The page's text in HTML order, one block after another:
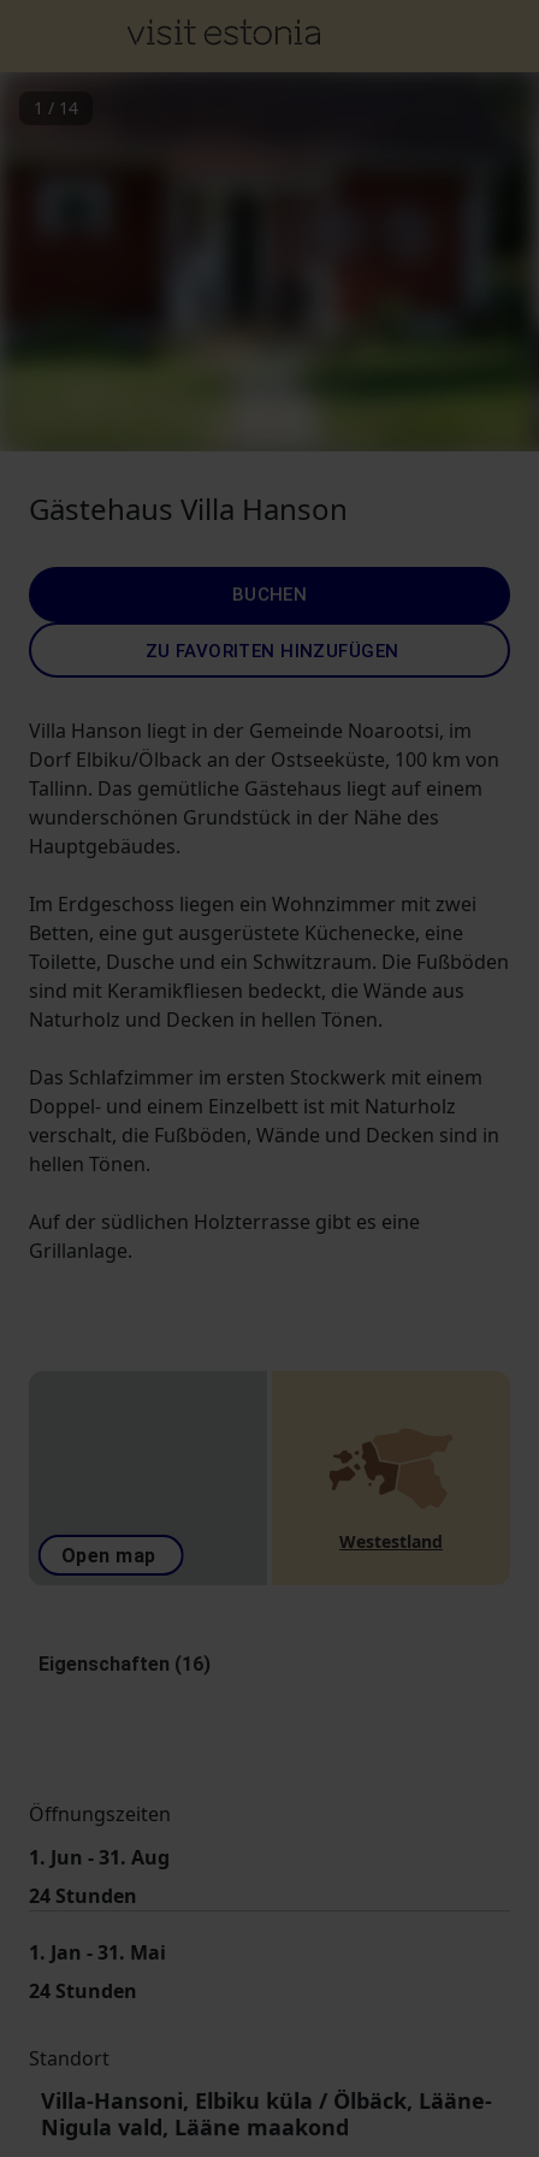
1 / 14
Gästehaus Villa Hanson
BUCHEN
ZU FAVORITEN HINZUFÜGEN
Villa Hanson liegt in der Gemeinde Noarootsi, im
Dorf Elbiku/Ölback an der Ostseeküste, 100 km von
Tallinn. Das gemütliche Gästehaus liegt auf einem
wunderschönen Grundstück in der Nähe des
Hauptgebäudes.
Im Erdgeschoss liegen ein Wohnzimmer mit zwei
Betten, eine gut ausgerüstete Küchenecke, eine
Toilette, Dusche und ein Schwitzraum. Die Fußböden
sind mit Keramikfliesen bedeckt, die Wände aus
Naturholz und Decken in hellen Tönen.
Das Schlafzimmer im ersten Stockwerk mit einem
Doppel- und einem Einzelbett ist mit Naturholz
verschalt, die Fußböden, Wände und Decken sind in
hellen Tönen.
Auf der südlichen Holzterrasse gibt es eine
Grillanlage.
Open map
Westestland
Eigenschaften (16)
Öffnungszeiten
1. Jun - 31. Aug
24 Stunden
1. Jan - 31. Mai
24 Stunden
Standort
Villa-Hansoni, Elbiku küla / Ölbäck, Lääne-
Nigula vald, Lääne maakond